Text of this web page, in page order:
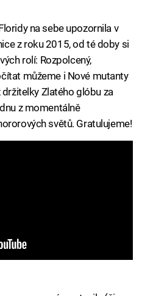
na sebe upozornila v
z roku 2015, od té doby si
rolí: Rozpolcený,
můžeme i Nové mutanty
Zlatého glóbu za
z momentálně
světů. Gratulujeme!